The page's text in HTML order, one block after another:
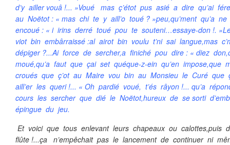
d’y ailler vouâ !... »Voué mas ç’étot pus asié a dire qu’ai
au Noëtot : « mas chi te y aill’o toué ? »peu,qu’ment qu’a
encoué : « i irins derré toué pou te souteni…essaye-don !.
viot bin embârraissé :al airot bin voulu t’ni sai langue,mas
dépiger ?...Ai force de sercher,a finiché pou dire : « diez
moué,qu’a faut que çai set quéque-z-ein qu’en
croués que ç’ot au Maire vou bin au Monsieu le Curé
aill’er les queri !... « Oh pardié voué, t’és râyon !... qu’a
cours les sercher que dié le Noëtot,hureux de se sorti
épingue du jeu.
Et voici que tous enlevant leurs chapeaux ou calottes,puis
flûte !...ça n’empêchait pas le lancement de continuer ni